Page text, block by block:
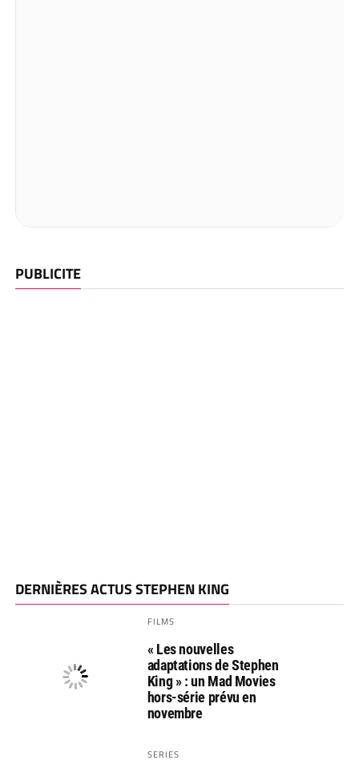
PUBLICITE
DERNIÈRES ACTUS STEPHEN KING
FILMS
« Les nouvelles
adaptations de Stephen
King » : un Mad Movies
hors-série prévu en
novembre
SERIES